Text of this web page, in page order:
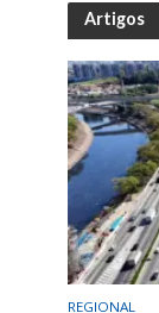
Artigos
REGIONAL